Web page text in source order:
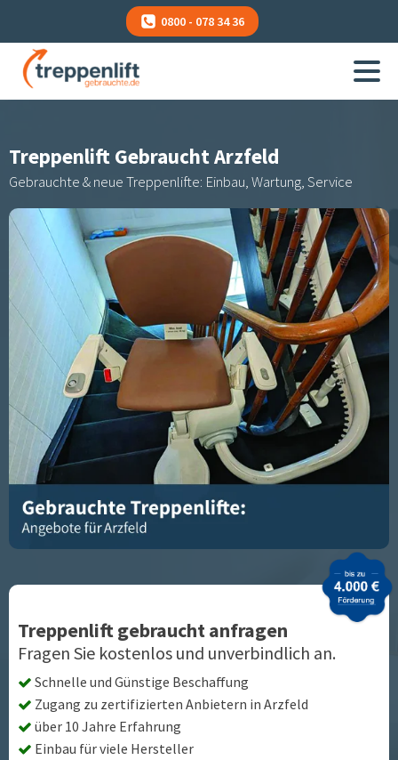
0800 - 078 34 36
Treppenlift GebrauchtArzfeld
Gebrauchte & neue Treppenlifte: Einbau, Wartung, Service
Treppenlift gebraucht anfragen
Fragen Sie kostenlos und unverbindlich an.
Schnelle und Günstige Beschaffung
Zugang zu zertifizierten Anbietern in Arzfeld
über 10 Jahre Erfahrung
Einbau für viele Hersteller